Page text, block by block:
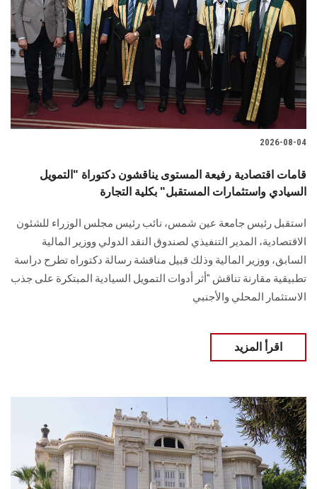
2026-08-04
قامات اقتصادية رفيعة المستوى يناقشون دكتوراة "التمويل
السيادي واستثمارات المستقبل" بكلية التجارة
استقبل رئيس جامعة عين شمس، نائب رئيس مجلس الوزراء للشئون
الاقتصادية، المدير التنفيذي لصندوق النقد الدولي ووزير المالية
السابق، ووزير المالية وذلك قبيل مناقشة رسالة دكتوراه تطرح دراسة
تطبيقية مقارنة تناقش "أثر أدوات التمويل السيادية المبتكرة على جذب
الاستثمار المحلي والأجنبي
اقرأ المزيد